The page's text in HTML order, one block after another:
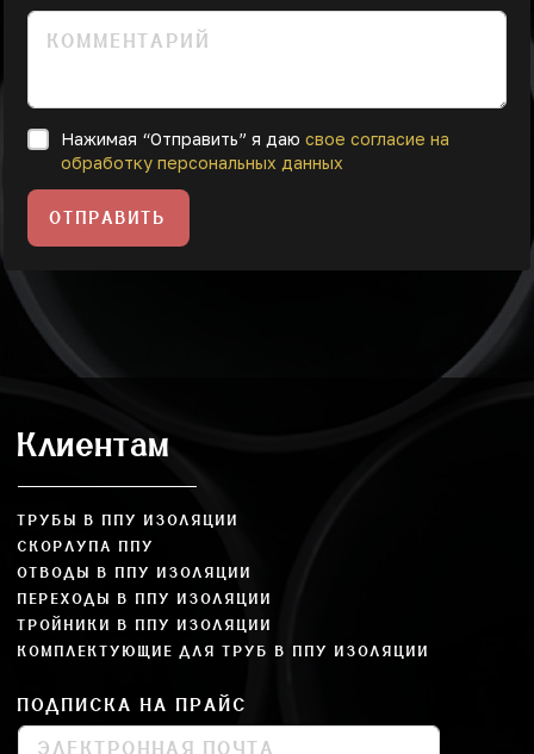
Нажимая “Отправить” я даю свое согласие на
обработку персональных данных
ОТПРАВИТЬ
Клиентам
ТРУБЫ В ППУ ИЗОЛЯЦИИ
СКОРЛУПА ППУ
ОТВОДЫ В ППУ ИЗОЛЯЦИИ
ПЕРЕХОДЫ В ППУ ИЗОЛЯЦИИ
ТРОЙНИКИ В ППУ ИЗОЛЯЦИИ
КОМПЛЕКТУЮЩИЕ ДЛЯ ТРУБ В ППУ ИЗОЛЯЦИИ
ПОДПИСКА НА ПРАЙС